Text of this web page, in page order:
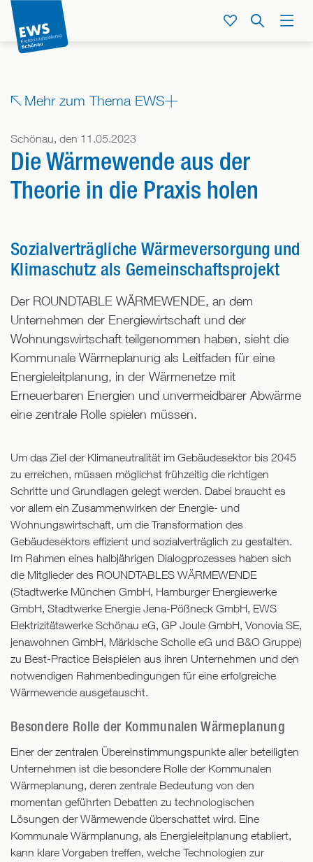
Direkt
zum
Inhalt
Menü
Suche
Service
Mehr zum Thema EWS
Zeige
dieser
Beitrag
zugeordnet
Schönau, den 11.05.2023
Die Wärmewende aus der
Theorie in die Praxis holen
Sozialverträgliche Wärmeversorgung und
Klimaschutz als Gemeinschaftsprojekt
Der ROUNDTABLE WÄRMEWENDE, an dem
Unternehmen der Energiewirtschaft und der
Wohnungswirtschaft teilgenommen haben, sieht die
Kommunale Wärmeplanung als Leitfaden für eine
Energieleitplanung, in der Wärmenetze mit
Erneuerbaren Energien und unvermeidbarer Abwärme
eine zentrale Rolle spielen müssen.
Um das Ziel der Klimaneutralität im Gebäudesektor bis 2045
zu erreichen, müssen möglichst frühzeitig die richtigen
Schritte und Grundlagen gelegt werden. Dabei braucht es
vor allem ein Zusammenwirken der Energie- und
Wohnungswirtschaft, um die Transformation des
Gebäudesektors effizient und sozialverträglich zu gestalten.
Im Rahmen eines halbjährigen Dialogprozesses haben sich
die Mitglieder des ROUNDTABLES WÄRMEWENDE
(Stadtwerke München GmbH, Hamburger Energiewerke
GmbH, Stadtwerke Energie Jena-Pößneck GmbH, EWS
Elektrizitätswerke Schönau eG, GP Joule GmbH, Vonovia SE,
jenawohnen GmbH, Märkische Scholle eG und B&O Gruppe)
zu Best-Practice Beispielen aus ihren Unternehmen und den
notwendigen Rahmenbedingungen für eine erfolgreiche
Wärmewende ausgetauscht.
Besondere Rolle der Kommunalen Wärmeplanung
Einer der zentralen Übereinstimmungspunkte aller beteiligten
Unternehmen ist die besondere Rolle der Kommunalen
Wärmeplanung, deren zentrale Bedeutung von den
momentan geführten Debatten zu technologischen
Lösungen der Wärmewende überschattet wird. Eine
Kommunale Wärmplanung, als Energieleitplanung etabliert,
kann klare Vorgaben treffen, welche Technologien zur